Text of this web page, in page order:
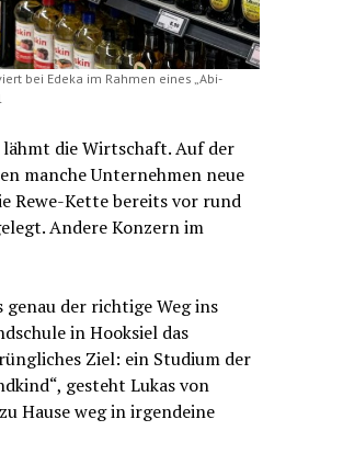
bei Edeka im Rahmen eines „Abi-
lähmt die Wirtschaft. Auf der
manche Unternehmen neue
Rewe-Kette bereits vor rund
Andere Konzern im
genau der richtige Weg ins
in Hooksiel das
Ziel: ein Studium der
gesteht Lukas von
Hause weg in irgendeine